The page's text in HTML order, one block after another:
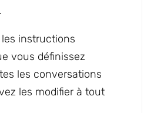
les instructions
vous définissez
les conversations
les modifier à tout